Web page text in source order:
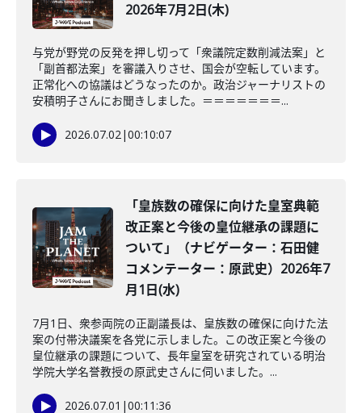
2026年7月2日(木)
与党が野党の反発を押し切って「衆議院定数削減法案」と
「副首都法案」を審議入りさせ、国会が空転しています。
正常化への協議はどうなったのか。政治ジャーナリストの
安積明子さんにお聞きしました。＝＝＝＝＝＝＝...
2026.07.02|00:10:07
「皇族数の確保に向けた皇室典範
改正案と今後の皇位継承の課題に
ついて」（ナビゲーター：石田健
コメンテーター：原武史）2026年7
月1日(水)
7月1日、衆参両院の正副議長は、皇族数の確保に向けた法
案の付帯決議案を各党に示しました。この改正案と今後の
皇位継承の課題について、長年皇室を研究されている明治
学院大学名誉教授の原武史さんに伺いました。...
2026.07.01 |00:11:36